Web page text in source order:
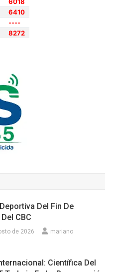
Del Fin De
CBC
de 2026 mariano
Científica Del